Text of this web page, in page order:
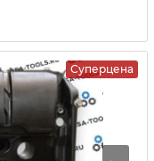
Суперцена